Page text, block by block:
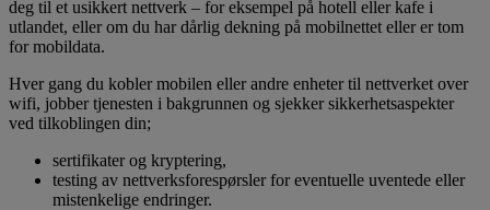
deg til et usikkert nettverk – for eksempel på hotell eller kafe i
utlandet, eller om du har dårlig dekning på mobilnettet eller er tom
for mobildata.
Hver gang du kobler mobilen eller andre enheter til nettverket over
wifi, jobber tjenesten i bakgrunnen og sjekker sikkerhetsaspekter
ved tilkoblingen din;
sertifikater og kryptering,
testing av nettverksforespørsler for eventuelle uventede eller
mistenkelige endringer.